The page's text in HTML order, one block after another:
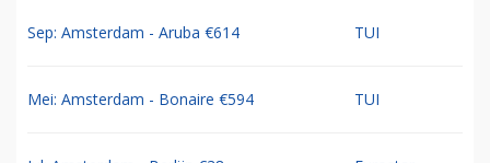
Sep: Amsterdam - Aruba €614 TUI
Mei: Amsterdam - Bonaire €594 TUI